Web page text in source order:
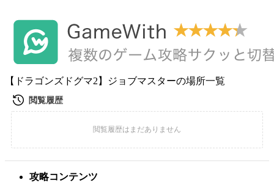
【ドラゴンズドグマ2】ジョブマスターの場所一覧
攻略コンテンツ